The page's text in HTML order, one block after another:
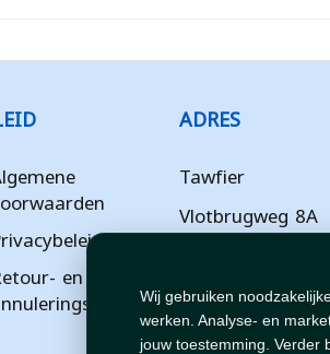
Wij gebruiken
werken. Analyse- en
jouw toestemming. Verder
en
ADRES
Tawfier
Vlotbrugweg 8A
Flevoland
NL